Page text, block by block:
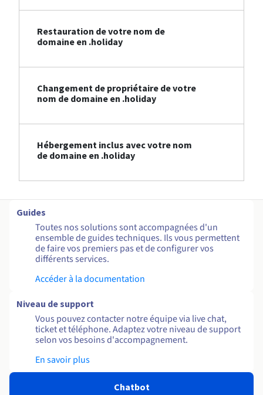
Restauration de votre nom de
domaine en .holiday
Changement de propriétaire de votre
nom de domaine en .holiday
Hébergement inclus avec votre nom
de domaine en .holiday
Guides
Toutes nos solutions sont accompagnées d'un
ensemble de guides techniques. Ils vous permettent
de faire vos premiers pas et de configurer vos
différents services.
Accéder à la documentation
Niveau de support
Vous pouvez contacter notre équipe via live chat,
ticket et téléphone. Adaptez votre niveau de support
selon vos besoins d'accompagnement.
En savoir plus
Chatbot